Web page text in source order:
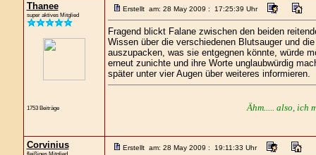
Thanee
super aktives Mitglied
1753 Beiträge
Erstellt am: 28 May 2009 : 17:25:39 Uhr
Fragend blickt Falane zwischen den beiden
Wissen über die verschiedenen Blutsauger und
auszupacken, was sie entgegnen könnte, würde
erneut zunichte und ihre Worte unglaubwürdig
später unter vier Augen über weiteres informieren.
Ähm..... also, ich
Corvinius
fleißiges Mitglied
Erstellt am: 28 May 2009 : 19:11:33 Uhr